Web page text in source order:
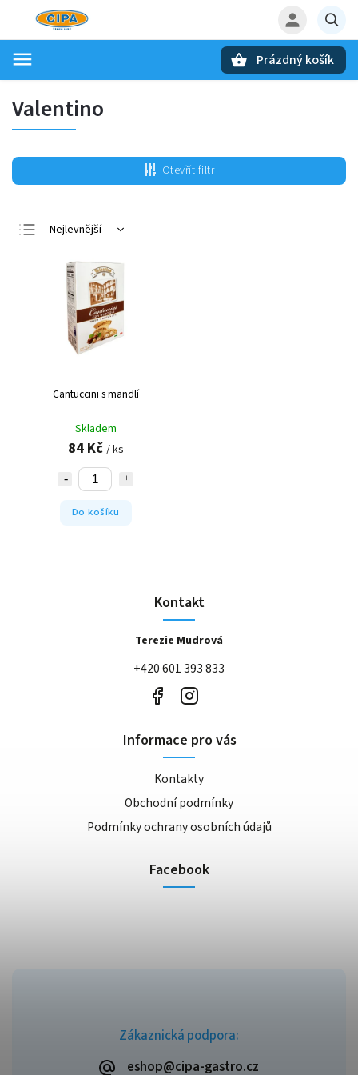
Prázdný košík
Valentino
Otevřít filtr
Nejlevnější
Nejprodávanější
Abecedně
Cantuccini s mandlí
Skladem
84 Kč / ks
Do košíku
Zákaznická podpora:
eshop@cipa-gastro.cz
Kontakt
Terezie Mudrová
+420 601 393 833
Informace pro vás
Kontakty
Obchodní podmínky
Podmínky ochrany osobních údajů
Facebook